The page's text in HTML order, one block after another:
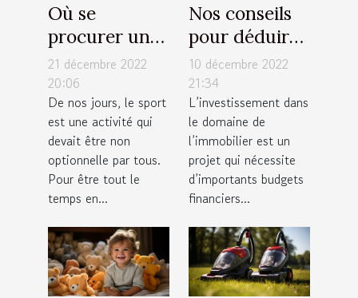
Où se
procurer un
tapis de
course pliable
à moindre
coût ?
21 décembre 2022
20:06
De nos jours, le sport
est une activité qui
devait être non
optionnelle par tous.
Pour être tout le
temps en...
Nos conseils
pour déduire
facilement
votre capacité
d’emprunt
immobilier
10 décembre 2022
21:34
L’investissement dans
le domaine de
l’immobilier est un
projet qui nécessite
d’importants budgets
financiers...